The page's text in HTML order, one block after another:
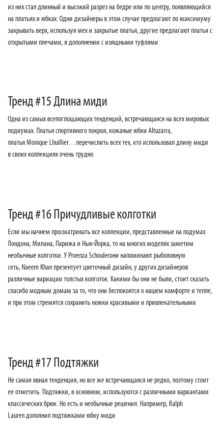
из них стал длинный и высокий разрез на бедре или по центру, появляющийся
на платьях и юбках. Одни дизайнеры в этом случае предлагают по максимуму
закрывать верх, используя мех и закрытые платья, другие предлагают платья с
открытыми плечами, в дополнении с изящными туфлями
Тренд #15 Длина миди
Одна из самых всепоглощающих тенденций, встречающаяся на всех мировых
подиумах. Платья спортивного покроя, кожаные юбки Altuzarra,
платья Monique Lhuillier…перечислить всех тех, кто использовал длину миди
в своих коллекциях очень трудно
Тренд #16 Причудливые колготки
Если мы начнем просматривать все коллекции, представленные на подумах
Лондона, Милана, Парижа и Нью-Йорка, то на многих моделях заметим
необычные колготки. У Proenza Schoulerони напоминают рыболовную
сеть, Naeem Khan презентует цветочный дизайн, у других дизайнеров
различные вариации толстых колготок. Какими бы они не были, стоит сказать
спасибо модным домам за то, что они беспокоятся о нашем комфорте и тепле,
и при этом стремятся сохранить ножки красивыми и привлекательными
Тренд #17 Подтяжки
Не самая явная тенденция, но все же встречающаяся не редко, поэтому стоит
ее отметить. Подтяжки, в основном, используются с различными вариантами
классических брюк. Но есть и необычные решения. Например, Ralph
Lauren дополнил подтяжками юбку миди